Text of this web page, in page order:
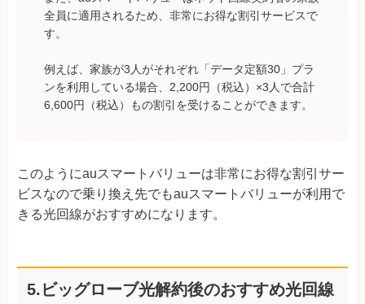
全員に適用されるため、非常にお得な割引サービスで
す。
例えば、家族が3人がそれぞれ「データ定額30」プラ
ンを利用している場合、2,200円（税込）×3人で合計
6,600円（税込）もの割引を受けることができます。
このようにauスマートバリューは非常にお得な割引サー
ビスなので乗り換え先でもauスマートバリューが利用で
きる光回線がおすすめになります。
5.ビッグローブ光解約後のおすすめ光回線